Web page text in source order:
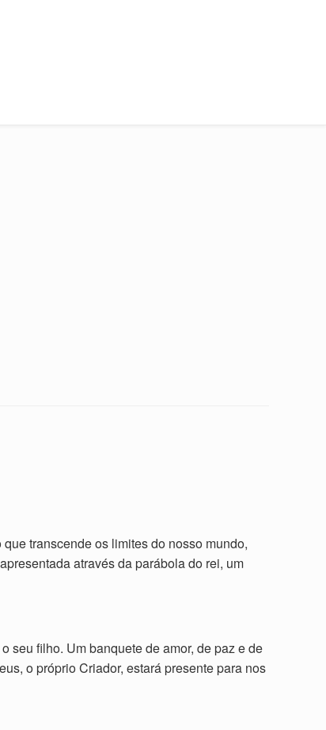
transcende os limites do nosso mundo,
através da parábola do rei, um
seu filho. Um banquete de amor, de paz e de
o próprio Criador, estará presente para nos